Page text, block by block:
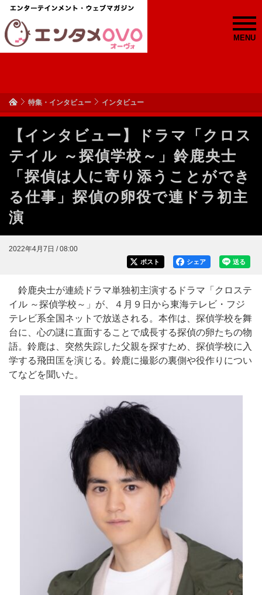
MENU
特集・インタビュー インタビュー
【インタビュー】ドラマ「クロス
テイル ～探偵学校～」鈴鹿央士
「探偵は人に寄り添うことができ
る仕事」探偵の卵役で連ドラ初主
演
2022年4月7日 / 08:00
送る
シェア
ポスト
鈴鹿央士が連続ドラマ単独初主演するドラマ「クロステ
イル ～探偵学校～」が、４月９日から東海テレビ・フジ
テレビ系全国ネットで放送される。本作は、探偵学校を舞
台に、心の謎に直面することで成長する探偵の卵たちの物
語。鈴鹿は、突然失踪した父親を探すため、探偵学校に入
学する飛田匡を演じる。鈴鹿に撮影の裏側や役作りについ
てなどを聞いた。